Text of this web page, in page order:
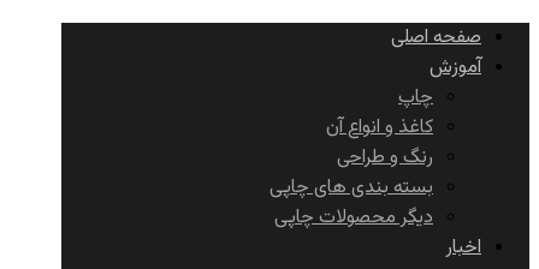
صفحه اصلی
آموزش
چاپ
کاغذ و انواع آن
رنگ و طراحی
بسته بندی های چاپی
دیگر محصولات چاپی
اخبار